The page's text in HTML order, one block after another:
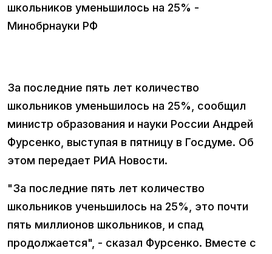
школьников уменьшилось на 25% -
Минобрнауки РФ
За последние пять лет количество
школьников уменьшилось на 25%, сообщил
министр образования и науки России Андрей
Фурсенко, выступая в пятницу в Госдуме. Об
этом передает РИА Новости.
"За последние пять лет количество
школьников ученьшилось на 25%, это почти
пять миллионов школьников, и спад
продолжается", - сказал Фурсенко. Вместе с